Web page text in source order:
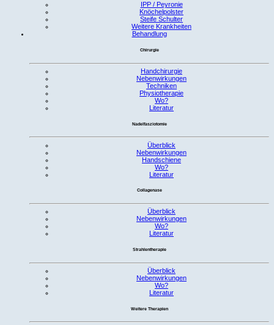
IPP / Peyronie
Knöchelpolster
Steife Schulter
Weitere Krankheiten
Behandlung
Chirurgie
Handchirurgie
Nebenwirkungen
Techniken
Physiotherapie
Wo?
Literatur
Nadelfasziotomie
Überblick
Nebenwirkungen
Handschiene
Wo?
Literatur
Collagenase
Überblick
Nebenwirkungen
Wo?
Literatur
Strahlentherapie
Überblick
Nebenwirkungen
Wo?
Literatur
Weitere Therapien